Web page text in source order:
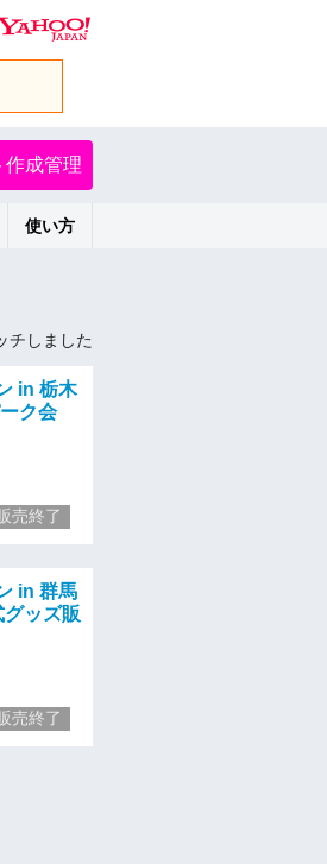
作成管理
使い方
チしました
in 栃木
ク会
売終了
in 群馬
グッズ販
売終了